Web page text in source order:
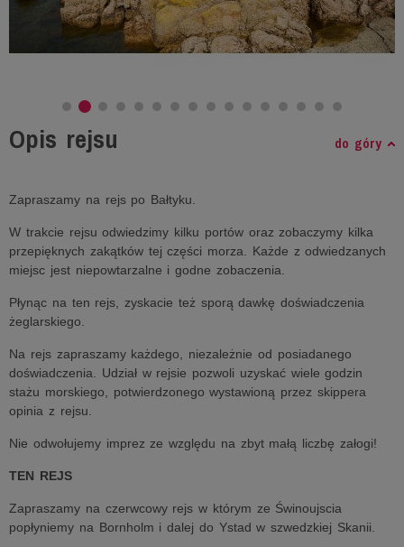
Opis rejsu do góry
Zapraszamy na rejs po Bałtyku.
W trakcie rejsu odwiedzimy kilku portów oraz zobaczymy kilka
przepięknych zakątków tej części morza. Każde z odwiedzanych
miejsc jest niepowtarzalne i godne zobaczenia.
Płynąc na ten rejs, zyskacie też sporą dawkę doświadczenia
żeglarskiego.
Na rejs zapraszamy każdego, niezależnie od posiadanego
doświadczenia. Udział w rejsie pozwoli uzyskać wiele godzin
stażu morskiego, potwierdzonego wystawioną przez skippera
opinia z rejsu.
Nie odwołujemy imprez ze względu na zbyt małą liczbę załogi!
TEN REJS
Zapraszamy na czerwcowy rejs w którym ze Świnoujscia
popłyniemy na Bornholm i dalej do Ystad w szwedzkiej Skanii.